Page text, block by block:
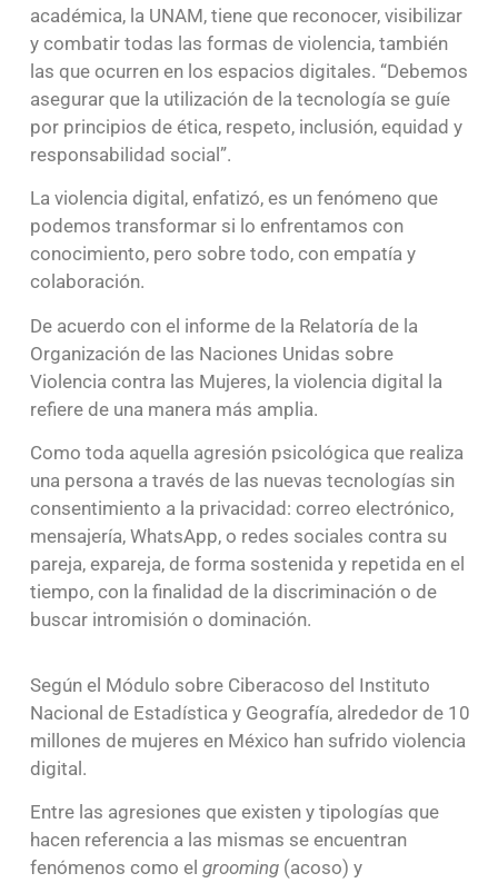
académica, la UNAM, tiene que reconocer, visibilizar
y combatir todas las formas de violencia, también
las que ocurren en los espacios digitales. “Debemos
asegurar que la utilización de la tecnología se guíe
por principios de ética, respeto, inclusión, equidad y
responsabilidad social”.
La violencia digital, enfatizó, es un fenómeno que
podemos transformar si lo enfrentamos con
conocimiento, pero sobre todo, con empatía y
colaboración.
De acuerdo con el informe de la Relatoría de la
Organización de las Naciones Unidas sobre
Violencia contra las Mujeres, la violencia digital la
refiere de una manera más amplia.
Como toda aquella agresión psicológica que realiza
una persona a través de las nuevas tecnologías sin
consentimiento a la privacidad: correo electrónico,
mensajería, WhatsApp, o redes sociales contra su
pareja, expareja, de forma sostenida y repetida en el
tiempo, con la finalidad de la discriminación o de
buscar intromisión o dominación.
Según el Módulo sobre Ciberacoso del Instituto
Nacional de Estadística y Geografía, alrededor de 10
millones de mujeres en México han sufrido violencia
digital.
Entre las agresiones que existen y tipologías que
hacen referencia a las mismas se encuentran
fenómenos como el grooming(acoso) y